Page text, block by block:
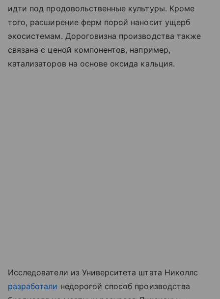
идти под продовольственные культуры. Кроме
того, расширение ферм порой наносит ущерб
экосистемам. Дороговизна производства также
связана с ценой компонентов, например,
катализаторов на основе оксида кальция.
Исследователи из Университета штата Николлс
разработали недорогой способ производства